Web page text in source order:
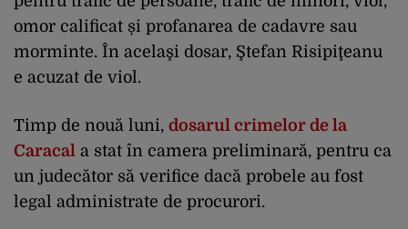
omor calificat și profanarea de cadavre sau
morminte. În acelaşi dosar, Ştefan Risipiţeanu
e acuzat de viol.
Timp de nouă luni, dosarul crimelor de la
Caracal a stat în camera preliminară, pentru ca
un judecător să verifice dacă probele au fost
legal administrate de procurori.